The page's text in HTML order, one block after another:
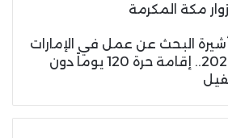
مكة المكرمة
البحث عن عمل في الإمارات
2025.. إقامة حرة 120 يوماً دون